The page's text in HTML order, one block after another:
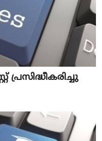
പ്രസിദ്ധീകരിച്ചു